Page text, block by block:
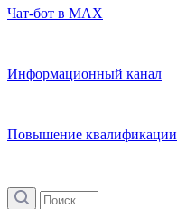
Чат-бот в MAX
Информационный канал
Повышение квалификации